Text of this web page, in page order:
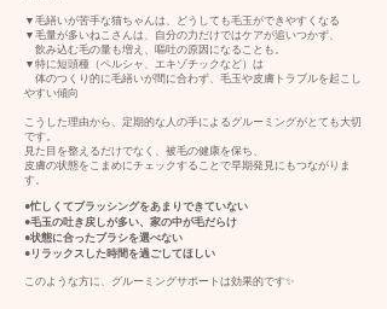
▼毛繕いが苦手な猫ちゃんは、どうしても毛玉ができやすくなる
▼毛量が多いねこさんは、自分の力だけではケアが追いつかず、
飲み込む毛の量も増え、嘔吐の原因になることも。
▼特に短頭種（ペルシャ、エキゾチックなど）は
体のつくり的に毛繕いが間に合わず、毛玉や皮膚トラブルを起こし
やすい傾向
こうした理由から、定期的な人の手によるグルーミングがとても大切
です。
見た目を整えるだけでなく、被毛の健康を保ち、
皮膚の状態をこまめにチェックすることで早期発見にもつながりま
す。
●忙しくてブラッシングをあまりできていない
●毛玉の吐き戻しが多い、家の中が毛だらけ
●状態に合ったブラシを選べない
●リラックスした時間を過ごしてほしい
このような方に、グルーミングサポートは効果的です✨️